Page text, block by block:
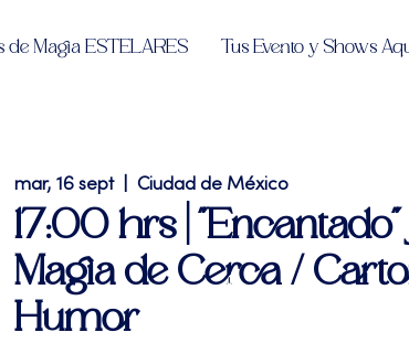
de Magia ESTELARES Tus Evento y Shows
mar, 16 sept
  |
Ciudad de México
17:00 hrs | "Encantado"
Magia de Cerca /
Humor